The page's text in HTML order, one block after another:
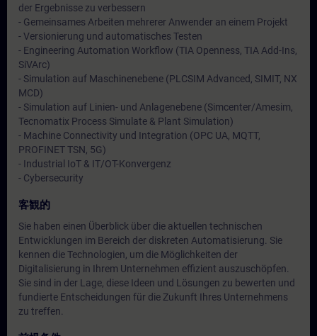
der Ergebnisse zu verbessern
- Gemeinsames Arbeiten mehrerer Anwender an einem Projekt
- Versionierung und automatisches Testen
- Engineering Automation Workflow (TIA Openness, TIA Add-Ins,
SiVArc)
- Simulation auf Maschinenebene (PLCSIM Advanced, SIMIT, NX
MCD)
- Simulation auf Linien- und Anlagenebene (Simcenter/Amesim,
Tecnomatix Process Simulate & Plant Simulation)
- Machine Connectivity und Integration (OPC UA, MQTT,
PROFINET TSN, 5G)
- Industrial IoT & IT/OT-Konvergenz
- Cybersecurity
客観的
Sie haben einen Überblick über die aktuellen technischen
Entwicklungen im Bereich der diskreten Automatisierung. Sie
kennen die Technologien, um die Möglichkeiten der
Digitalisierung in Ihrem Unternehmen effizient auszuschöpfen.
Sie sind in der Lage, diese Ideen und Lösungen zu bewerten und
fundierte Entscheidungen für die Zukunft Ihres Unternehmens
zu treffen.